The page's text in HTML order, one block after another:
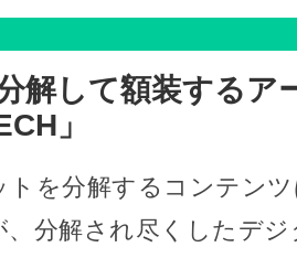
解して額装するア
」
を分解するコンテン
、分解され尽くしたデ